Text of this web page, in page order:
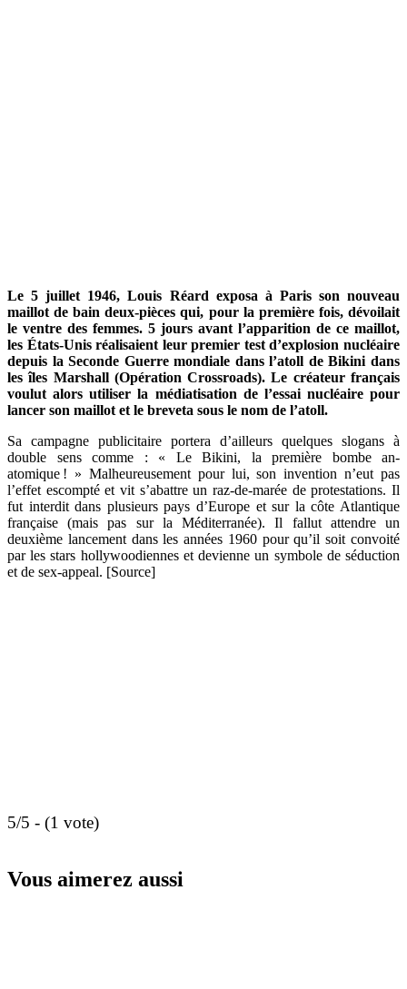
Le 5 juillet 1946, Louis Réard exposa à Paris son nouveau
maillot de bain deux-pièces qui, pour la première fois, dévoilait
le ventre des femmes. 5 jours avant l’apparition de ce maillot,
les États-Unis réalisaient leur premier test d’explosion nucléaire
depuis la Seconde Guerre mondiale dans l’atoll de Bikini dans
les îles Marshall (Opération Crossroads). Le créateur français
voulut alors utiliser la médiatisation de l’essai nucléaire pour
lancer son maillot et le breveta sous le nom de l’atoll.
Sa campagne publicitaire portera d’ailleurs quelques slogans à
double sens comme : « Le Bikini, la première bombe an-
atomique ! » Malheureusement pour lui, son invention n’eut pas
l’effet escompté et vit s’abattre un raz-de-marée de protestations. Il
fut interdit dans plusieurs pays d’Europe et sur la côte Atlantique
française (mais pas sur la Méditerranée). Il fallut attendre un
deuxième lancement dans les années 1960 pour qu’il soit convoité
par les stars hollywoodiennes et devienne un symbole de séduction
et de sex-appeal. [Source]
5/5 - (1 vote)
Vous aimerez aussi